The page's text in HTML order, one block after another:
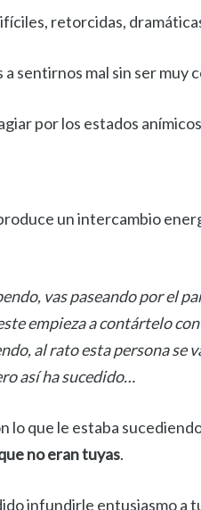
retorcidas,
sentirnos mal sin ser muy
por los estados
un intercambio
vas paseando por el
empieza a contártelo
al rato esta persona
así ha sucedido…
lo que le estaba
no eran tuyas.
infundirle entusiasmo a